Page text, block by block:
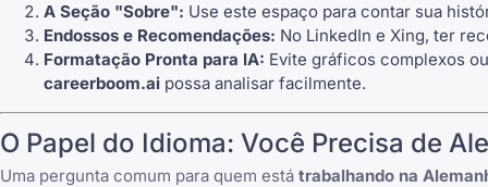
A Seção "Sobre": Use este espaço para contar sua
Endossos e Recomendações: No LinkedIn e Xing, ter
Formatação Pronta para IA: Evite gráficos complexos
careerboom.ai possa analisar facilmente.
O Papel do Idioma: Você Precisa de
Uma pergunta comum para quem está trabalhando na